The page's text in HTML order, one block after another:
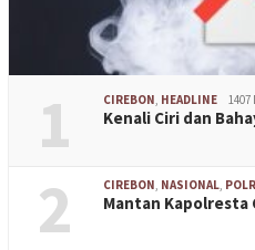
1 CIREBON HEADLINE
Kenali Ciri dan
2 CIREBON NASIONAL
Mantan